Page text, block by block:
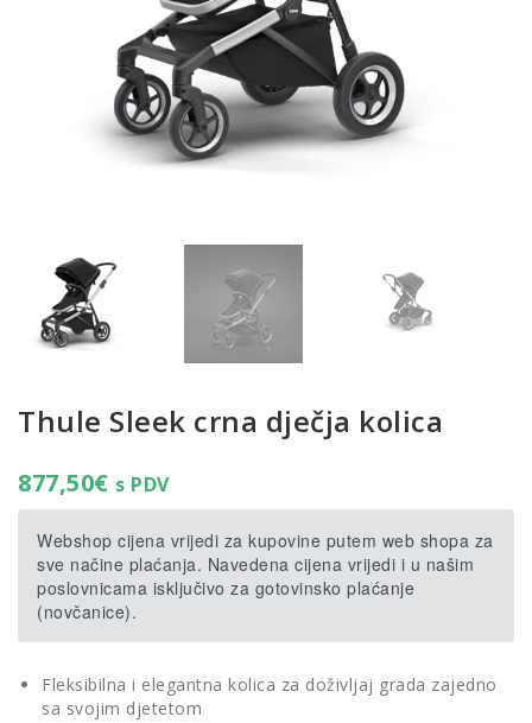
Thule Sleek crna dječja kolica
877,50€ s PDV
Webshop cijena vrijedi za kupovine putem web shopa za
sve načine plaćanja. Navedena cijena vrijedi i u našim
poslovnicama isključivo za gotovinsko plaćanje
(novčanice).
Fleksibilna i elegantna kolica za doživljaj grada zajedno
sa svojim djetetom